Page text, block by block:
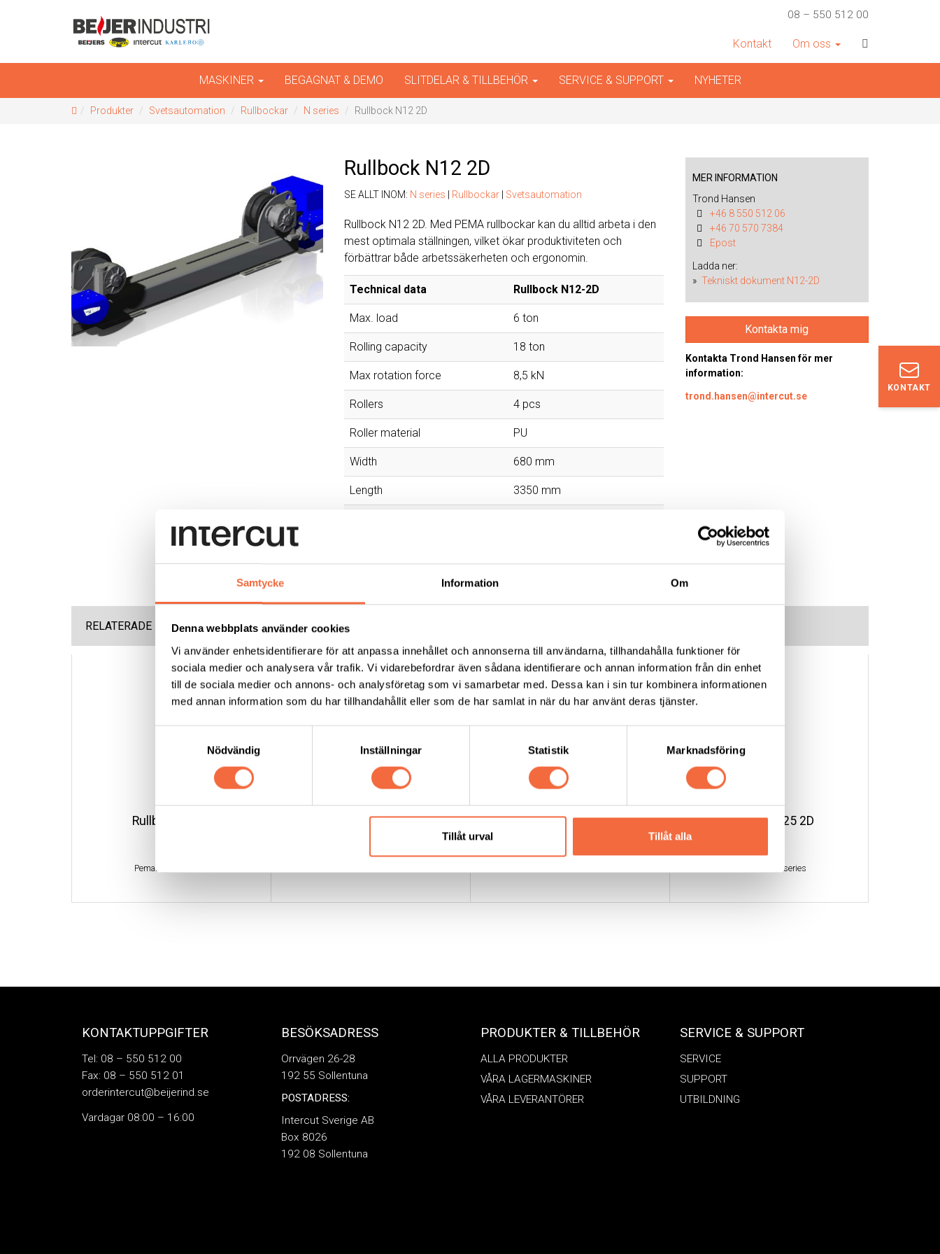
Samtycke Information Om
Denna webbplats använder cookies
Vi använder enhetsidentifierare för att anpassa innehållet och annonserna till användarna, tillhandahålla funktioner för
sociala medier och analysera vår trafik. Vi vidarebefordrar även sådana identifierare och annan information från din enhet
till de sociala medier och annons- och analysföretag som vi samarbetar med. Dessa kan i sin tur kombinera informationen
med annan information som du har tillhandahållit eller som de har samlat in när du har använt deras tjänster.
Nödvändig
Inställningar Statistik Marknadsföring
Tillåt urval Tillåt alla
INTERCUT
Er kompletta leverantör av plåtbearbetningsmaskiner 08 – 550 512 00
Kontakt Om oss
MASKINER BEGAGNAT & DEMO SLITDELAR & TILLBEHÖR SERVICE & SUPPORT NYHETER
Produkter Svetsautomation Rullbockar N series Rullbock N12 2D
Rullbock N12 2D
SE ALLT INOM: N series Rullbockar Svetsautomation
Rullbock N12 2D. Med PEMA rullbockar kan du alltid arbeta i den
mest optimala ställningen, vilket ökar produktiviteten och
förbättrar både arbetssäkerheten och ergonomin.
Technical data Rullbock N12-2D
Max. load 6 ton
Rolling capacity 18 ton
Max rotation force 8,5 kN
Rollers 4 pcs
Roller material PU
Width 680 mm
Length 3350 mm
MER INFORMATION
Trond Hansen
+46 8 550 512 06
+46 70 570 7384
Epost
Ladda ner:
Tekniskt dokument N12-2D
Kontakta mig
Kontakta Trond Hansen för mer
information:
trond.hansen@intercut.se
RELATERADE PRODUKTER
Rullbock N12 I
Pemamek
Rullbock N150 2D Rullbock N150 I Rullbock N25 2D
N series
KONTAKT
KONTAKTUPPGIFTER
Tel: 08 – 550 512 00
Fax: 08 – 550 512 01
orderintercut@beijerind.se
Vardagar 08:00 – 16:00
BESÖKSADRESS
Orrvägen 26-28
192 55 Sollentuna
POSTADRESS:
Intercut Sverige AB
Box 8026
192 08 Sollentuna
PRODUKTER & TILLBEHÖR
ALLA PRODUKTER
VÅRA LAGERMASKINER
VÅRA LEVERANTÖRER
SERVICE & SUPPORT
SERVICE
SUPPORT
UTBILDNING